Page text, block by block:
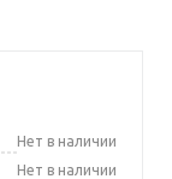
Нет в наличии
Нет в наличии